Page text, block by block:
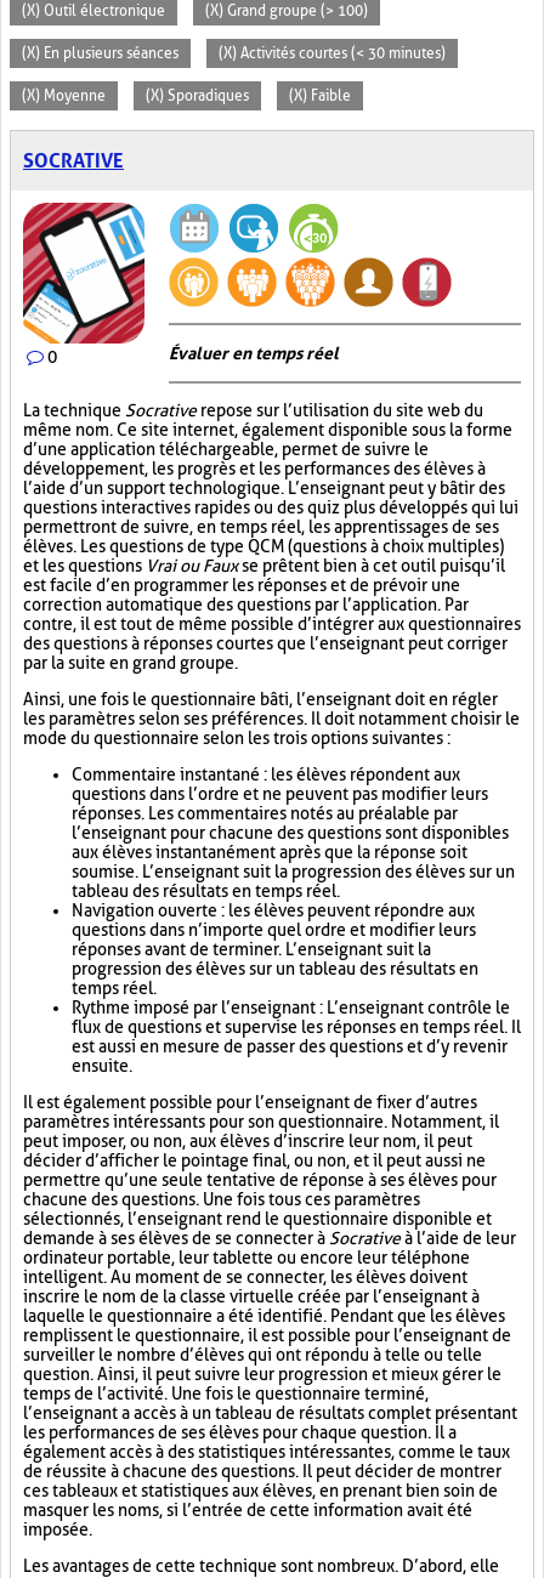
(X) Outil électronique (X) Grand groupe (> 100)
(X) En plusieurs séances (X) Activités courtes (< 30 minutes)
(X) Moyenne (X) Sporadiques (X) Faible
SOCRATIVE
0 Évaluer en temps réel
La technique Socrativerepose sur l’utilisation du site web du
même nom. Ce site internet, également disponible sous la forme
d’une application téléchargeable, permet de suivre le
développement, les progrès et les performances des élèves à
l’aide d’un support technologique. L’enseignant peut y bâtir des
questions interactives rapides ou des quiz plus développés qui lui
permettront de suivre, en temps réel, les apprentissages de ses
élèves. Les questions de type QCM (questions à choix multiples)
et les questions Vrai ou Fauxse prêtent bien à cet outil puisqu’il
est facile d’en programmer les réponses et de prévoir une
correction automatique des questions par l’application. Par
contre, il est tout de même possible d’intégrer aux questionnaires
des questions à réponses courtes que l’enseignant peut corriger
par la suite en grand groupe.
Ainsi, une fois le questionnaire bâti, l’enseignant doit en régler
les paramètres selon ses préférences. Il doit notamment choisir le
mode du questionnaire selon les trois options suivantes :
Commentaire instantané : les élèves répondent aux
questions dans l’ordre et ne peuvent pas modifier leurs
réponses. Les commentaires notés au préalable par
l’enseignant pour chacune des questions sont disponibles
aux élèves instantanément après que la réponse soit
soumise. L’enseignant suit la progression des élèves sur un
tableau des résultats en temps réel.
Navigation ouverte : les élèves peuvent répondre aux
questions dans n’importe quel ordre et modifier leurs
réponses avant de terminer. L’enseignant suit la
progression des élèves sur un tableau des résultats en
temps réel.
Rythme imposé par l’enseignant : L’enseignant contrôle le
flux de questions et supervise les réponses en temps réel. Il
est aussi en mesure de passer des questions et d’y revenir
ensuite.
Il est également possible pour l’enseignant de fixer d’autres
paramètres intéressants pour son questionnaire. Notamment, il
peut imposer, ou non, aux élèves d’inscrire leur nom, il peut
décider d’afficher le pointage final, ou non, et il peut aussi ne
permettre qu’une seule tentative de réponse à ses élèves pour
chacune des questions. Une fois tous ces paramètres
sélectionnés, l’enseignant rend le questionnaire disponible et
demande à ses élèves de se connecter à Socrativeà l’aide de leur
ordinateur portable, leur tablette ou encore leur téléphone
intelligent. Au moment de se connecter, les élèves doivent
inscrire le nom de la classe virtuelle créée par l’enseignant à
laquelle le questionnaire a été identifié. Pendant que les élèves
remplissent le questionnaire, il est possible pour l’enseignant de
surveiller le nombre d’élèves qui ont répondu à telle ou telle
question. Ainsi, il peut suivre leur progression et mieux gérer le
temps de l’activité. Une fois le questionnaire terminé,
l’enseignant a accès à un tableau de résultats complet présentant
les performances de ses élèves pour chaque question. Il a
également accès à des statistiques intéressantes, comme le taux
de réussite à chacune des questions. Il peut décider de montrer
ces tableaux et statistiques aux élèves, en prenant bien soin de
masquer les noms, si l’entrée de cette information avait été
imposée.
Les avantages de cette technique sont nombreux. D’abord, elle